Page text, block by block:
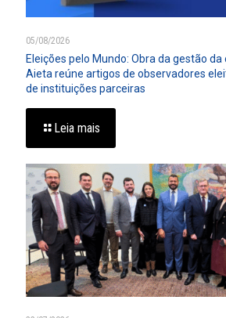
05/08/2026
Eleições pelo Mundo: Obra da gestão
Aieta reúne artigos de observadores
de instituições parceiras
Leia mais